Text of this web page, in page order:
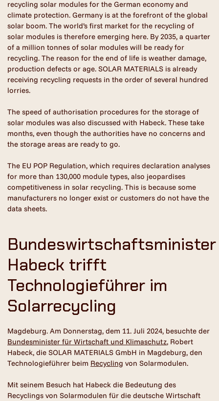
recycling solar modules for the German economy and
climate protection. Germany is at the forefront of the global
solar boom. The world’s first market for the recycling of
solar modules is therefore emerging here. By 2035, a quarter
of a million tonnes of solar modules will be ready for
recycling. The reason for the end of life is weather damage,
production defects or age. SOLAR MATERIALS is already
receiving recycling requests in the order of several hundred
lorries.
The speed of authorisation procedures for the storage of
solar modules was also discussed with Habeck. These take
months, even though the authorities have no concerns and
the storage areas are ready to go.
The EU POP Regulation, which requires declaration analyses
for more than 130,000 module types, also jeopardises
competitiveness in solar recycling. This is because some
manufacturers no longer exist or customers do not have the
data sheets.
Bundeswirtschaftsminister
Habeck trifft
Technologieführer im
Solarrecycling
Magdeburg. Am Donnerstag, dem 11. Juli 2024, besuchte der
Bundesminister für Wirtschaft und Klimaschutz, Robert
Habeck, die SOLAR MATERIALS GmbH in Magdeburg, den
Technologieführer beim Recycling von Solarmodulen.
Mit seinem Besuch hat Habeck die Bedeutung des
Recyclings von Solarmodulen für die deutsche Wirtschaft